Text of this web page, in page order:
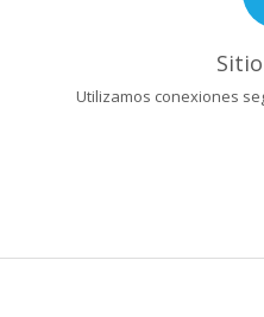
Utilizamos conexiones